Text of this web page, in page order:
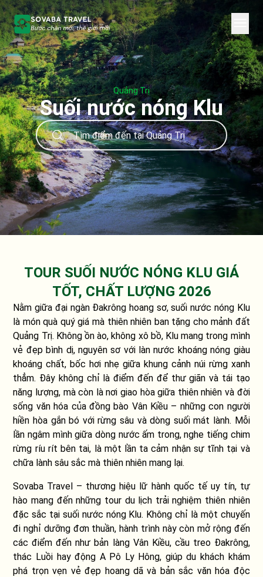
Quảng Trị
Suối nước nóng Klu
TOUR SUỐI NƯỚC NÓNG KLU GIÁ
TỐT, CHẤT LƯỢNG 2026
Nằm giữa đại ngàn Đakrông hoang sơ, suối nước nóng Klu
là món quà quý giá mà thiên nhiên ban tặng cho mảnh đất
Quảng Trị. Không ồn ào, không xô bồ, Klu mang trong mình
vẻ đẹp bình dị, nguyên sơ với làn nước khoáng nóng giàu
khoáng chất, bốc hơi nhẹ giữa khung cảnh núi rừng xanh
thẳm. Đây không chỉ là điểm đến để thư giãn và tái tạo
năng lượng, mà còn là nơi giao hòa giữa thiên nhiên và đời
sống văn hóa của đồng bào Vân Kiều – những con người
hiền hòa gắn bó với rừng sâu và dòng suối mát lành. Mỗi
lần ngâm mình giữa dòng nước ấm trong, nghe tiếng chim
rừng ríu rít bên tai, là một lần ta cảm nhận sự tĩnh tại và
chữa lành sâu sắc mà thiên nhiên mang lại.
Sovaba Travel – thương hiệu lữ hành quốc tế uy tín, tự
hào mang đến những tour du lịch trải nghiệm thiên nhiên
đặc sắc tại suối nước nóng Klu. Không chỉ là một chuyến
đi nghỉ dưỡng đơn thuần, hành trình này còn mở rộng đến
các điểm đến như bản làng Vân Kiều, cầu treo Đakrông,
thác Luồi hay động A Pô Ly Hông, giúp du khách khám
phá trọn vẹn vẻ đẹp hoang dã và bản sắc văn hóa độc